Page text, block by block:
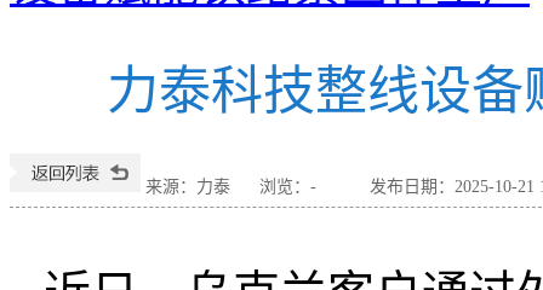
力泰科技整线设
来源：力泰 浏览： - 发布日期：2025-10-21